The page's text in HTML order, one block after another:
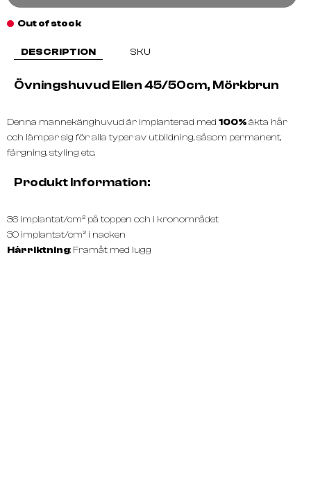
Out of stock
DESCRIPTION SKU
Övningshuvud Ellen 45/50cm, Mörkbrun
Denna mannekänghuvud är implanterad med 100%äkta hår
och lämpar sig för alla typer av utbildning, såsom permanent,
färgning, styling etc.
Produkt Information:
36 implantat/cm² på toppen och i kronområdet
30 implantat/cm² i nacken
Hårriktning: Framåt med lugg